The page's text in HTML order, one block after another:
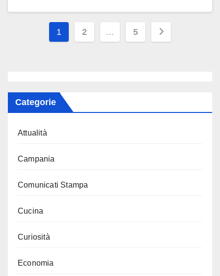
Paginazione
1 2 … 5
Categorie
Attualità
Campania
Comunicati Stampa
Cucina
Curiosità
Economia